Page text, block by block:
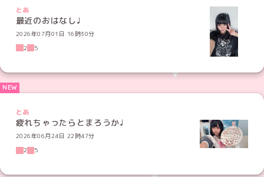
とあ
最近のおはなし♩
2026年07月01日 16時30分
2
5
とあ
疲れちゃったらとまろうか♩
2026年06月24日 22時47分
2
5